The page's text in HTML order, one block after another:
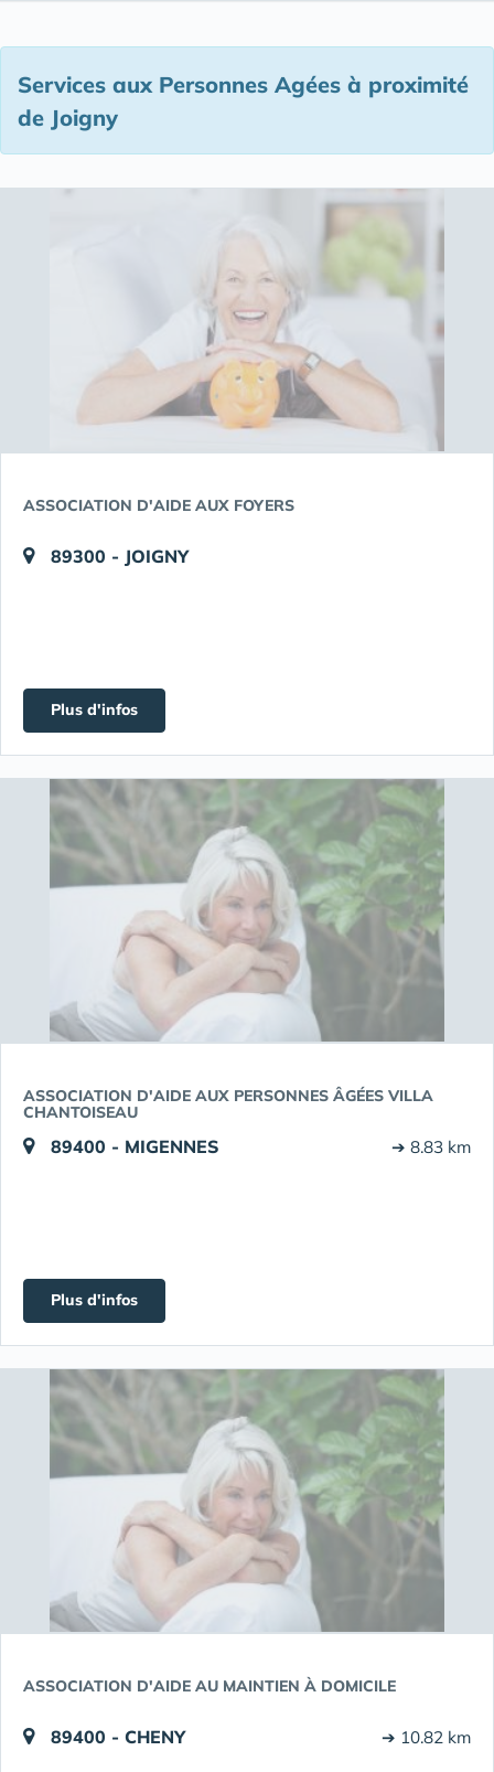
Services aux Personnes Agées à proximité
de Joigny
ASSOCIATION D'AIDE AUX FOYERS
89300 - JOIGNY
Plus d'infos
ASSOCIATION D'AIDE AUX PERSONNES ÂGÉES VILLA
CHANTOISEAU
89400 - MIGENNES ➔ 8.83 km
Plus d'infos
ASSOCIATION D'AIDE AU MAINTIEN À DOMICILE
89400 - CHENY ➔ 10.82 km